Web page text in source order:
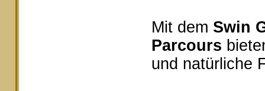
Mit dem Swin
Parcours
und natürliche